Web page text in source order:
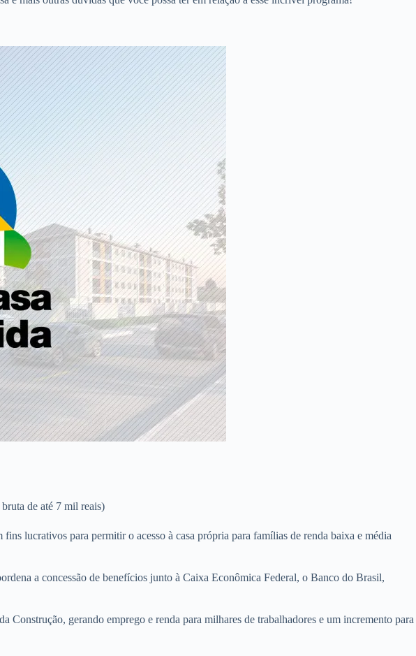
de até 7 mil reais)
lucrativos para permitir o acesso à casa própria para famílias de renda baixa e média
a concessão de benefícios junto à Caixa Econômica Federal, o Banco do Brasil,
gerando emprego e renda para milhares de trabalhadores e um incremento para